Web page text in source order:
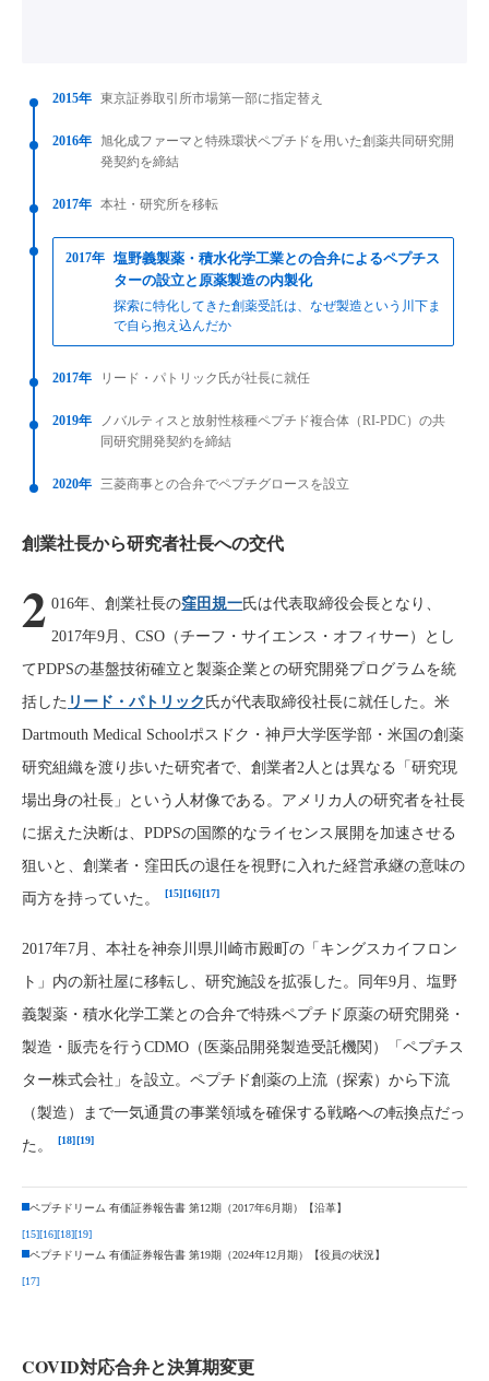
2015年 東京証券取引所市場第一部に指定替え
2016年
旭化成ファーマと特殊環状ペプチドを用いた創薬共同研究開
発契約を締結
2017年 本社・研究所を移転
2017年 塩野義製薬・積水化学工業との合弁によるペプチス
ターの設立と原薬製造の内製化
探索に特化してきた創薬受託は、なぜ製造という川下ま
で自ら抱え込んだか
2017年 リード・パトリック氏が社長に就任
2019年
ノバルティスと放射性核種ペプチド複合体（RI-PDC）の共
同研究開発契約を締結
2020年 三菱商事との合弁でペプチグロースを設立
創業社長から研究者社長への交代
2 016年、創業社長の窪田規一氏は代表取締役会長となり、
2017年9月、CSO（チーフ・サイエンス・オフィサー）とし
てPDPSの基盤技術確立と製薬企業との研究開発プログラムを統
括した リード・パトリック 氏が代表取締役社長に就任した。米
Dartmouth Medical Schoolポスドク・神戸大学医学部・米国の創薬
研究組織を渡り歩いた研究者で、創業者2人とは異なる「研究現
場出身の社長」という人材像である。アメリカ人の研究者を社長
に据えた決断は、PDPSの国際的なライセンス展開を加速させる
狙いと、創業者・窪田氏の退任を視野に入れた経営承継の意味の
両方を持っていた。
[15][16][17]
2017年7月、本社を神奈川県川崎市殿町の「キングスカイフロン
ト」内の新社屋に移転し、研究施設を拡張した。同年9月、塩野
義製薬・積水化学工業との合弁で特殊ペプチド原薬の研究開発・
製造・販売を行うCDMO（医薬品開発製造受託機関）「ペプチス
ター株式会社」を設立。ペプチド創薬の上流（探索）から下流
（製造）まで一気通貫の事業領域を確保する戦略への転換点だっ
た。
[18][19]
ペプチドリーム 有価証券報告書 第12期（2017年6月期）【沿革】
[15][16][18][19]
ペプチドリーム 有価証券報告書 第19期（2024年12月期）【役員の状況】
[17]
COVID対応合弁と決算期変更